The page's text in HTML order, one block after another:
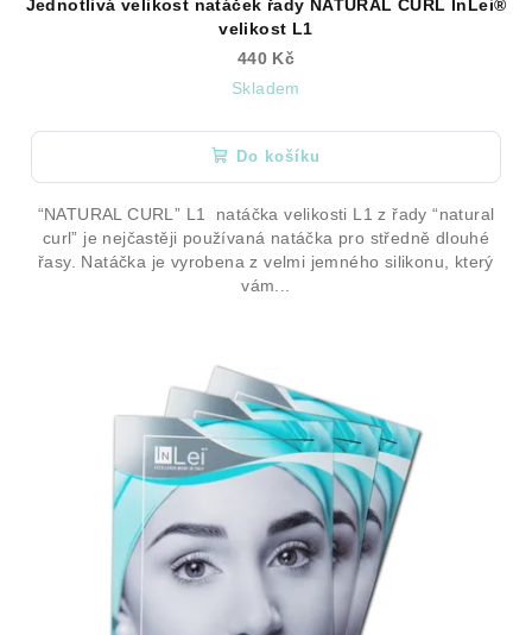
Jednotlivá velikost natáček řady NATURAL CURL InLei®
velikost L1
440 Kč
Skladem
Do košíku
“NATURAL CURL” L1 natáčka velikosti L1 z řady “natural
curl” je nejčastěji používaná natáčka pro středně dlouhé
řasy. Natáčka je vyrobena z velmi jemného silikonu, který
vám...